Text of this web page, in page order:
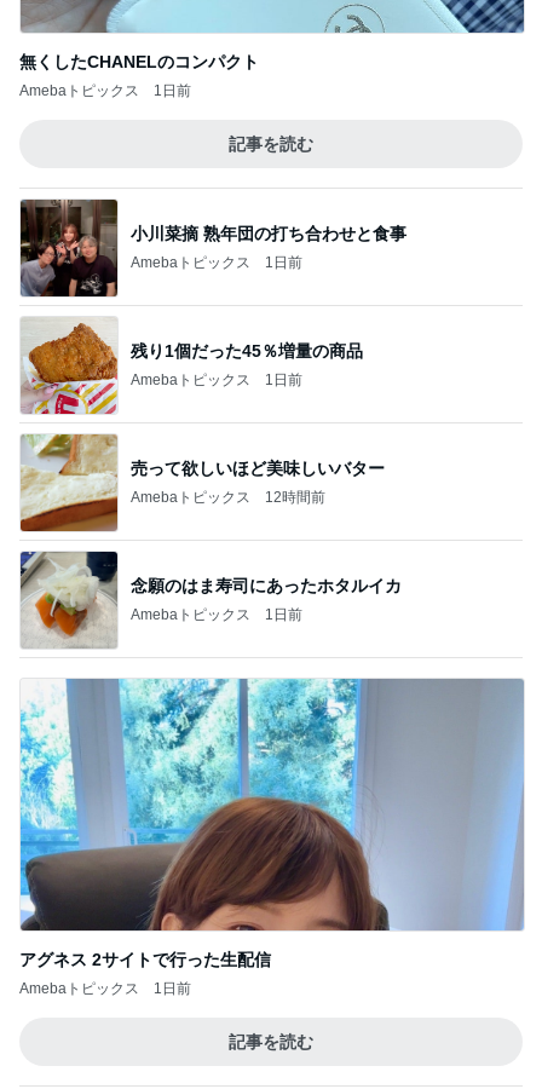
無くしたCHANELのコンパクト
Amebaトピックス 1日前
記事を読む
小川菜摘 熟年団の打ち合わせと食事
Amebaトピックス 1日前
残り1個だった45％増量の商品
Amebaトピックス 1日前
売って欲しいほど美味しいバター
Amebaトピックス 12時間前
念願のはま寿司にあったホタルイカ
Amebaトピックス 1日前
アグネス 2サイトで行った生配信
Amebaトピックス 1日前
記事を読む